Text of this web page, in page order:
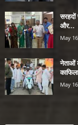
और...
May
नेताओं
May